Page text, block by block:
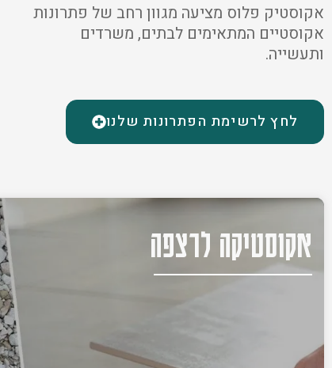
אקוסטיק פלוס מציעה מגוון רחב של פתרונות
אקוסטיים המתאימים לבתים, משרדים
ותעשייה.
לחץ לרשימת הפתרונות שלנו
אקוסטיקה לרצפה